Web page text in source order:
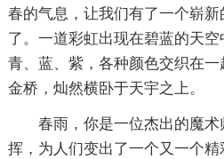
春的气息，让我们有了一个崭
了。一道彩虹出现在碧蓝的天空
青、蓝、紫，各种颜色交织在
金桥，灿然横卧于天宇之上。
春雨，你是一位杰出的魔
挥，为人们变出了一个又一个